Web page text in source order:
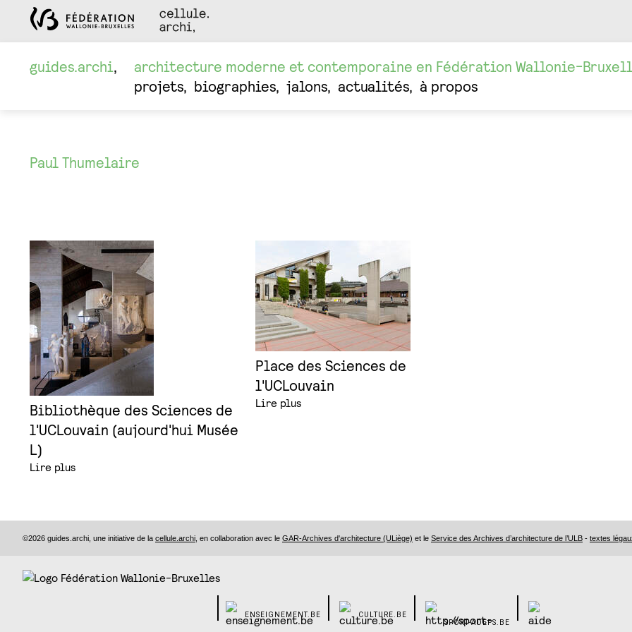
guides.archi
architecture moderne et contemporaine en Fédération Wallonie-
projets
biographies jalons actualités à propos
Paul Thumelaire
Bibliothèque des Sciences de
l'UCLouvain (aujourd'hui Musée
L)
Lire plus
Place des Sciences de
l'UCLouvain
Lire plus
©2026 guides.archi, une initiative de la cellule.archi , en collaboration avec le GAR-Archives d'architecture (ULiège) et le Service des Archives d’architecture de l’ULB - textes
ENSEIGNEMENT.BE
CULTURE.BE
SPORT-ADEPS.BE